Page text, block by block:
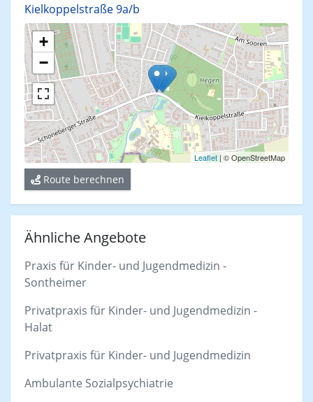
Kielkoppelstraße 9a/b
+
−
Leaflet | © OpenStreetMap
Route berechnen
Ähnliche Angebote
Praxis für Kinder- und Jugendmedizin -
Sontheimer
Privatpraxis für Kinder- und Jugendmedizin -
Halat
Privatpraxis für Kinder- und Jugendmedizin
Ambulante Sozialpsychiatrie